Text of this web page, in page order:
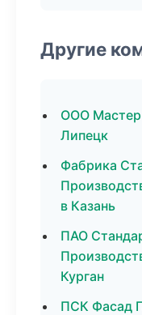
Другие
ООО Мастер
Липецк
Фабрика
в Казань
ПАО
Курган
ПСК Фасад